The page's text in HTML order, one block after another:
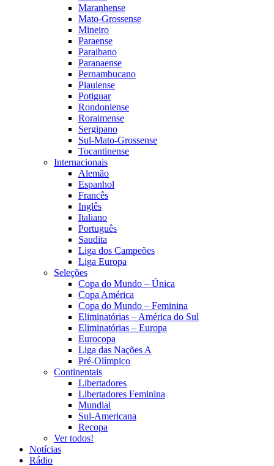
Maranhense
Mato-Grossense
Mineiro
Paraense
Paraibano
Paranaense
Pernambucano
Piauiense
Potiguar
Rondoniense
Roraimense
Sergipano
Sul-Mato-Grossense
Tocantinense
Internacionais
Alemão
Espanhol
Francês
Inglês
Italiano
Português
Saudita
Liga dos Campeões
Liga Europa
Seleções
Copa do Mundo – Única
Copa América
Copa do Mundo – Feminina
Eliminatórias – América do Sul
Eliminatórias – Europa
Eurocopa
Liga das Nações A
Pré-Olímpico
Continentais
Libertadores
Libertadores Feminina
Mundial
Sul-Americana
Recopa
Ver todos!
Notícias
Rádio